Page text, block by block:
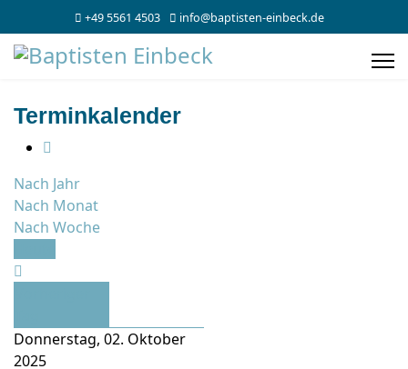
+49 5561 4503 info@baptisten-einbeck.de
Terminkalender
Nach Jahr
Nach Monat
Nach Woche
Donnerstag, 02. Oktober
2025